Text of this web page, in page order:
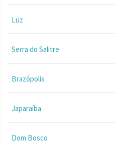
Luz
Serra do Salitre
Brazópolis
Japaraíba
Dom Bosco